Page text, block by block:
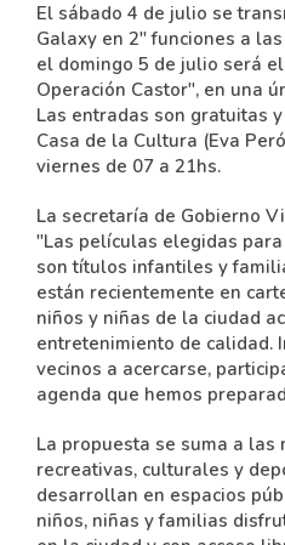
El sábado 4 de julio se
Galaxy en 2" funciones a
el domingo 5 de julio será
Operación Castor", en una
Las entradas son gratuitas
Casa de la Cultura (Eva
viernes de 07 a 21hs.
La secretaría de Gobierno
"Las películas elegidas
son títulos infantiles y
están recientemente en
niños y niñas de la ciudad
entretenimiento de calidad.
vecinos a acercarse,
agenda que hemos
La propuesta se suma a
recreativas, culturales y
desarrollan en espacios
niños, niñas y familias